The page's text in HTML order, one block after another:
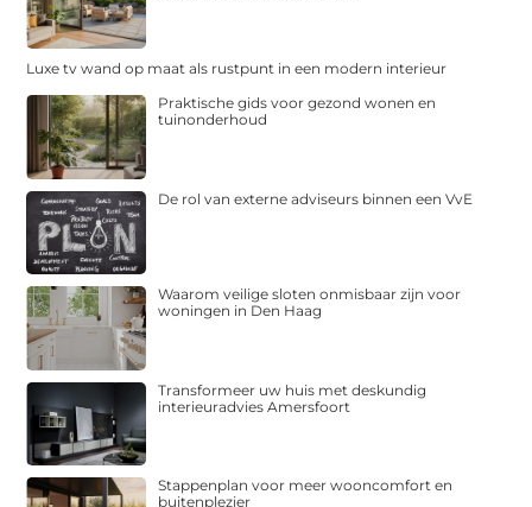
Luxe tv wand op maat als rustpunt in een modern interieur
Praktische gids voor gezond wonen en
tuinonderhoud
De rol van externe adviseurs binnen een VvE
Waarom veilige sloten onmisbaar zijn voor
woningen in Den Haag
Transformeer uw huis met deskundig
interieuradvies Amersfoort
Stappenplan voor meer wooncomfort en
buitenplezier